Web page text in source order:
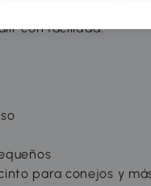
lo que facilita su
con facilidad.
para conejos y